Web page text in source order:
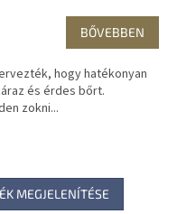
BŐVEBBEN
hogy hatékonyan
és érdes bőrt.
zokni...
MEGJELENÍTÉSE